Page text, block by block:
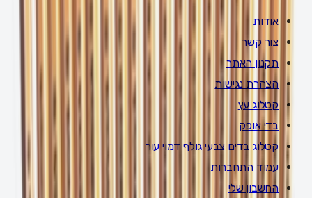
אודות
צור קשר
תקנון האתר
הצהרת נגישות
קטלוג עץ
בדי אופק
קטלוג בדים צבעי גולף דמוי עור
עמוד התחברות
החשבון שלי